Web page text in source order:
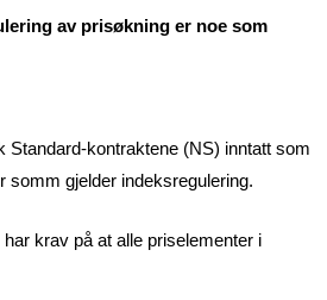
av prisøkning er noe som
Standard-kontraktene (NS) inntatt som
somm gjelder indeksregulering.
krav på at alle priselementer i